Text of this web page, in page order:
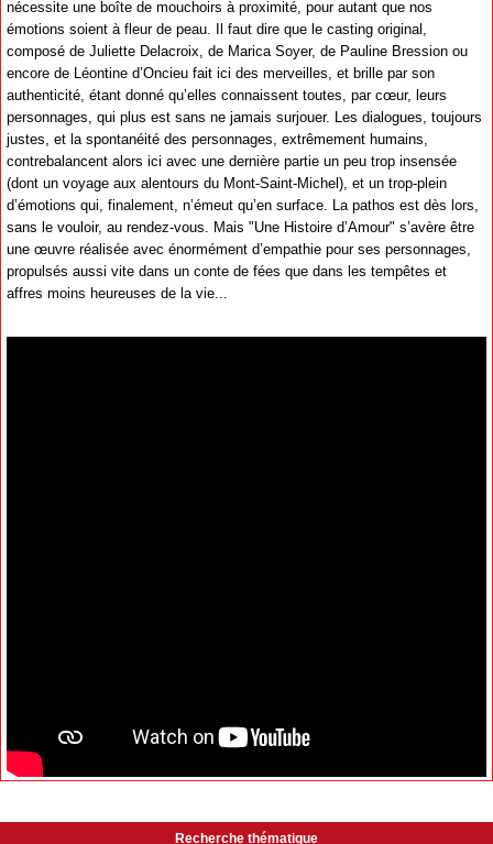
nécessite une boîte de mouchoirs à proximité, pour autant que nos
émotions soient à fleur de peau. Il faut dire que le casting original,
composé de Juliette Delacroix, de Marica Soyer, de Pauline Bression ou
encore de Léontine d’Oncieu fait ici des merveilles, et brille par son
authenticité, étant donné qu’elles connaissent toutes, par cœur, leurs
personnages, qui plus est sans ne jamais surjouer. Les dialogues, toujours
justes, et la spontanéité des personnages, extrêmement humains,
contrebalancent alors ici avec une dernière partie un peu trop insensée
(dont un voyage aux alentours du Mont-Saint-Michel), et un trop-plein
d’émotions qui, finalement, n’émeut qu’en surface. La pathos est dès lors,
sans le vouloir, au rendez-vous. Mais "Une Histoire d’Amour" s’avère être
une œuvre réalisée avec énormément d’empathie pour ses personnages,
propulsés aussi vite dans un conte de fées que dans les tempêtes et
affres moins heureuses de la vie...
Recherche thématique